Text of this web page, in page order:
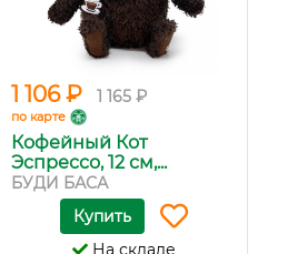
1 106 ₽ 1 165 ₽
по карте
Кофейный Кот
Эспрессо, 12 см,...
БУДИ БАСА
Купить
На складе